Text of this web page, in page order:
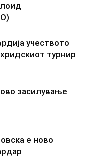
учеството
турнир
засилување
е ново